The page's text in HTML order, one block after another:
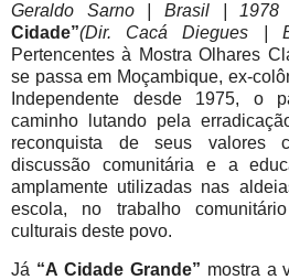
Geraldo Sarno | Brasil | 1978
Cidade”(Dir. Cacá Diegues |
Pertencentes à Mostra Olhares
se passa em Moçambique, ex-
Independente desde 1975, o
caminho lutando pela
reconquista de seus valores
discussão comunitária e a
amplamente utilizadas nas
escola, no trabalho
culturais deste povo.
Já “A Cidade Grande” mostra a